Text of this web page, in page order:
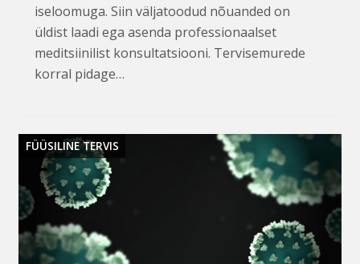
iseloomuga. Siin väljatoodud nõuanded on
üldist laadi ega asenda professionaalset
meditsiinilist konsultatsiooni. Tervisemurede
korral pidage…
FÜÜSILINE TERVIS